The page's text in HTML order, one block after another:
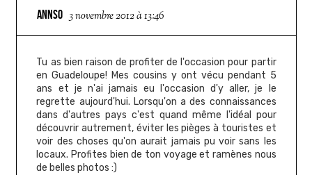
ANNSO 3 novembre 2012 à 13:46
Tu as bien raison de profiter de l'occasion pour partir
en Guadeloupe! Mes cousins y ont vécu pendant 5
ans et je n'ai jamais eu l'occasion d'y aller, je le
regrette aujourd'hui. Lorsqu'on a des connaissances
dans d'autres pays c'est quand même l'idéal pour
découvrir autrement, éviter les pièges à touristes et
voir des choses qu'on aurait jamais pu voir sans les
locaux. Profites bien de ton voyage et ramènes nous
de belles photos :)